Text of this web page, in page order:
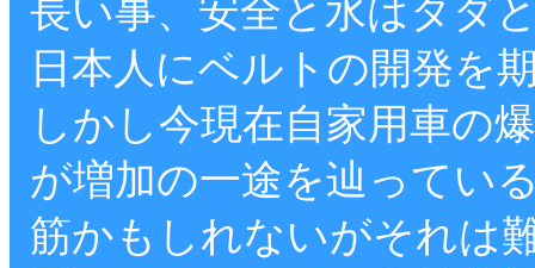
長い事、安全と水はタダ
日本人にベルトの開発を
しかし今現在自家用車の
が増加の一途を辿ってい
筋かもしれないがそれは